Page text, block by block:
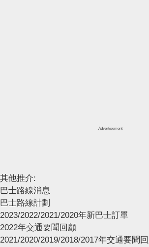
Advertisement
其他推介:
巴士路線消息
巴士路線計劃
2023/2022/2021/2020年新巴士訂單
2022年交通要聞回顧
2021/2020/2019/2018/2017年交通要聞